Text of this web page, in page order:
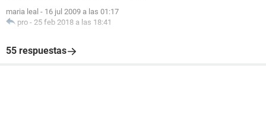
maria leal - 16 jul 2009 a las 01:17
pro - 25 feb 2018 a las 18:41
55 respuestas